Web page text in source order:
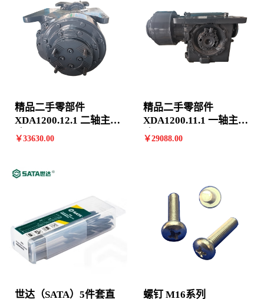
精品二手零部件
XDA1200.12.1 二轴主减
速器*800358845
￥33630.00
精品二手零部件
XDA1200.11.1 一轴主减
速器*800358848
￥29088.00
世达（SATA）5件套直
螺钉 M16系列